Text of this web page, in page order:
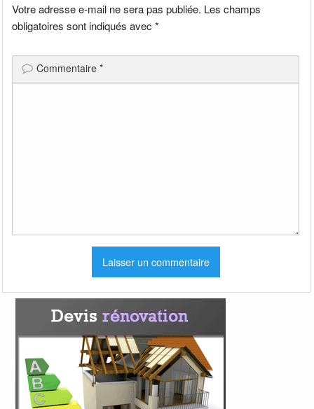
Votre adresse e-mail ne sera pas publiée. Les champs
obligatoires sont indiqués avec*
Commentaire*